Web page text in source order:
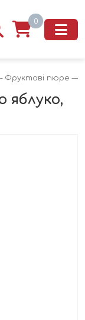
0
Фруктові пюре —
яблуко,